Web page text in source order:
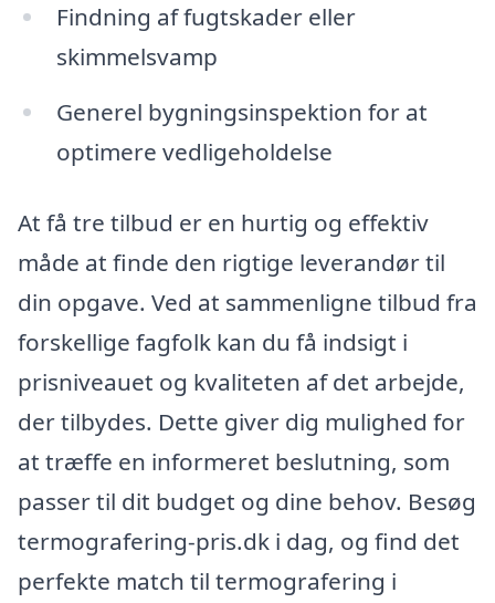
Findning af fugtskader eller
skimmelsvamp
Generel bygningsinspektion for at
optimere vedligeholdelse
At få tre tilbud er en hurtig og effektiv
måde at finde den rigtige leverandør til
din opgave. Ved at sammenligne tilbud fra
forskellige fagfolk kan du få indsigt i
prisniveauet og kvaliteten af det arbejde,
der tilbydes. Dette giver dig mulighed for
at træffe en informeret beslutning, som
passer til dit budget og dine behov. Besøg
termografering-pris.dk i dag, og find det
perfekte match til termografering i